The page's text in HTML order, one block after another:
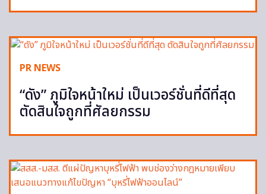
PR NEWS
“ดัง” ภูมิใจหน้าใหม่ เป็นเวอร์ชั่นที่ดีที่สุด
ตัดสินใจถูกที่ศัลยกรรม